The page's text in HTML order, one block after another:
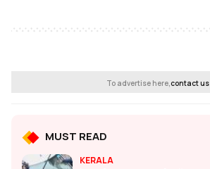
To advertise here,contact us
MUST READ
KERALA